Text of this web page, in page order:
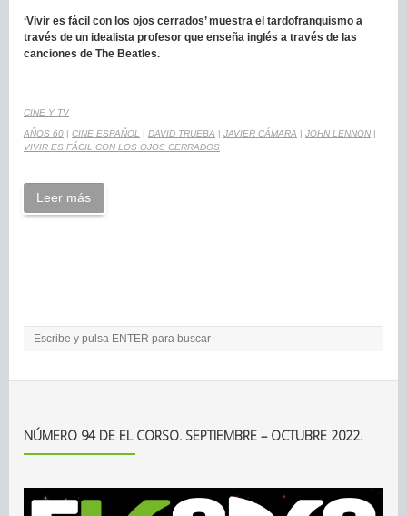
‘Vivir es fácil con los ojos cerrados’ muestra el tardofranquismo a
través de un idealista profesor que enseña inglés a través de las
canciones de The Beatles.
CINE Y TV
AÑOS 60 | CINE ESPAÑOL | DAVID TRUEBA | JAVIER CÁMARA | JOHN LENNON |
VIVIR ES FÁCIL CON LOS OJOS CERRADOS
Leer más
NÚMERO 94 DE EL CORSO. SEPTIEMBRE – OCTUBRE 2022.